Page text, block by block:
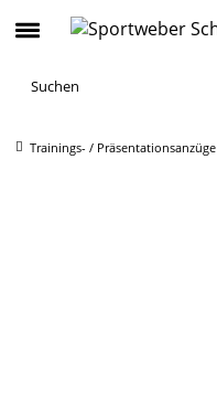
Trainings- / Präsentationsanzüge